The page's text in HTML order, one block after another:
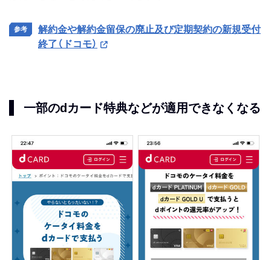
解約金や解約金留保の廃止及び定期契約の新規受付
終了（ドコモ）
一部のdカード特典などが適用できなくなる